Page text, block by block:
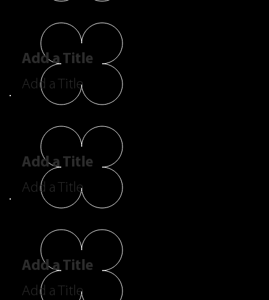
Add a Title
Add a Title
Add a Title
Add a Title
Add a Title
Add a Title